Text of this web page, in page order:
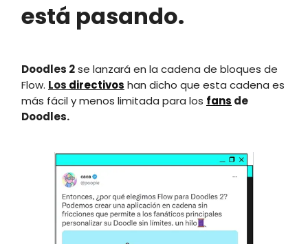
está pasando.
Doodles 2se lanzará en la cadena de bloques de
Flow. Los directivos han dicho que esta cadena es
más fácil y menos limitada para los fans de
Doodles.